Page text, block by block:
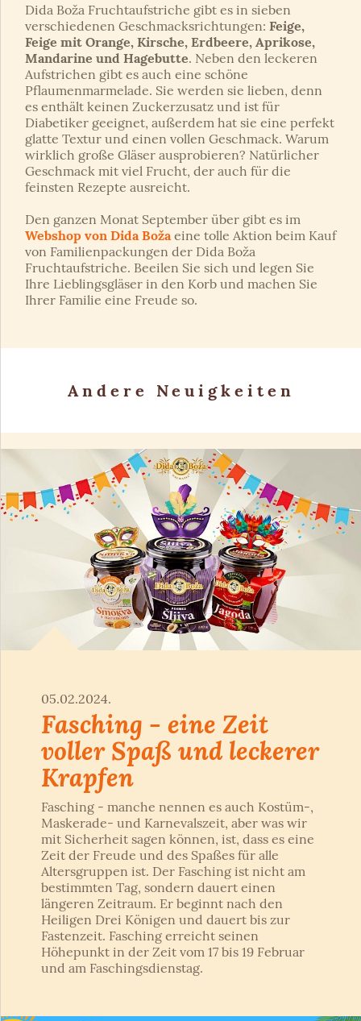
Dida Boža Fruchtaufstriche gibt es in sieben
verschiedenen Geschmacksrichtungen: Feige,
Feige mit Orange, Kirsche, Erdbeere, Aprikose,
Mandarine und Hagebutte. Neben den leckeren
Aufstrichen gibt es auch eine schöne
Pflaumenmarmelade. Sie werden sie lieben, denn
es enthält keinen Zuckerzusatz und ist für
Diabetiker geeignet, außerdem hat sie eine perfekt
glatte Textur und einen vollen Geschmack. Warum
wirklich große Gläser ausprobieren? Natürlicher
Geschmack mit viel Frucht, der auch für die
feinsten Rezepte ausreicht.
Den ganzen Monat September über gibt es im
Webshop von Dida Boža eine tolle Aktion beim Kauf
von Familienpackungen der Dida Boža
Fruchtaufstriche. Beeilen Sie sich und legen Sie
Ihre Lieblingsgläser in den Korb und machen Sie
Ihrer Familie eine Freude so.
Andere Neuigkeiten
05.02.2024.
Fasching - eine Zeit
voller Spaß und leckerer
Krapfen
Fasching - manche nennen es auch Kostüm-,
Maskerade- und Karnevalszeit, aber was wir
mit Sicherheit sagen können, ist, dass es eine
Zeit der Freude und des Spaßes für alle
Altersgruppen ist. Der Fasching ist nicht am
bestimmten Tag, sondern dauert einen
längeren Zeitraum. Er beginnt nach den
Heiligen Drei Königen und dauert bis zur
Fastenzeit. Fasching erreicht seinen
Höhepunkt in der Zeit vom 17 bis 19 Februar
und am Faschingsdienstag.